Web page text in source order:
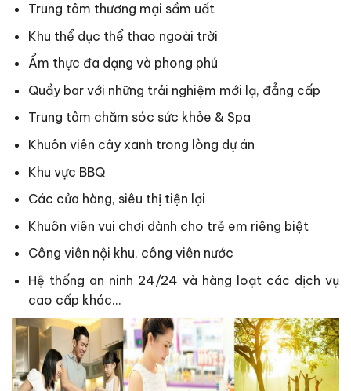
Trung tâm thương mại sầm uất
Khu thể dục thể thao ngoài trời
Ẩm thực đa dạng và phong phú
Quầy bar với những trải nghiệm mới lạ, đẳng cấp
Trung tâm chăm sóc sức khỏe & Spa
Khuôn viên cây xanh trong lòng dự án
Khu vực BBQ
Các cửa hàng, siêu thị tiện lợi
Khuôn viên vui chơi dành cho trẻ em riêng biệt
Công viên nội khu, công viên nước
Hệ thống an ninh 24/24 và hàng loạt các dịch vụ
cao cấp khác…